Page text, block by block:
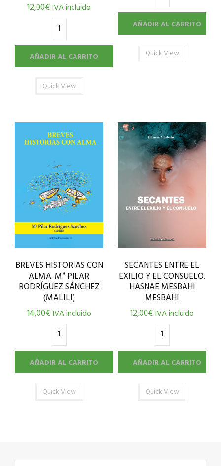
12,00€IVA incluido
AÑADIR AL CARRITO
Quick View
AÑADIR AL CARRITO
Quick View
BREVES HISTORIAS CON
ALMA. Mª PILAR
RODRÍGUEZ SÁNCHEZ
(MALILI)
14,00€ IVA incluido
AÑADIR AL CARRITO
Quick View
SECANTES ENTRE EL
EXILIO Y EL CONSUELO.
HASNAE MESBAHI
MESBAHI
12,00€IVA incluido
AÑADIR AL CARRITO
Quick View